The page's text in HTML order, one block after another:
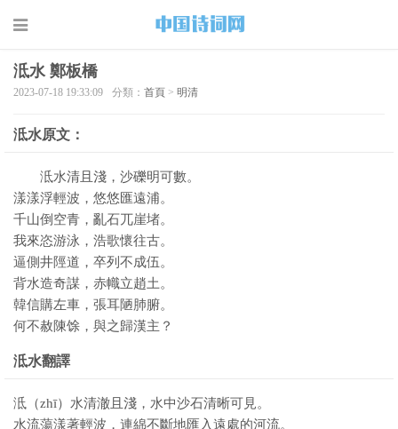
泜水 鄭板橋
2023-07-18 19:33:09 分類： 首頁 > 明清
泜水原文：
泜水清且淺，沙礫明可數。
漾漾浮輕波，悠悠匯遠浦。
千山倒空青，亂石兀崖堵。
我來恣游泳，浩歌懷往古。
逼側井陘道，卒列不成伍。
背水造奇謀，赤幟立趙土。
韓信購左車，張耳陋肺腑。
何不赦陳馀，與之歸漢主？
泜水翻譯
泜（zhī）水清澈且淺，水中沙石清晰可見。
水流蕩漾著輕波，連綿不斷地匯入遠處的河流。